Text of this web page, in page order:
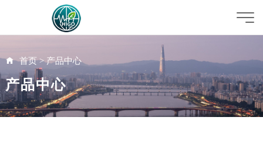
首页>产品中心
产品中心